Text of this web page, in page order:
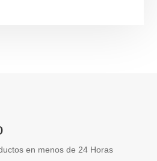
en menos de 24 Horas